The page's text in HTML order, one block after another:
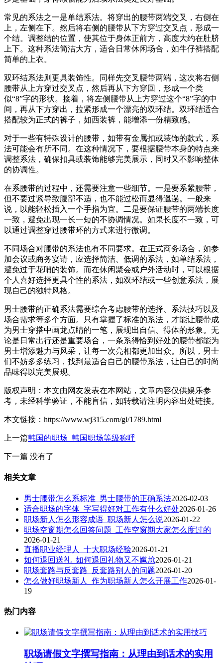
常见的系法之一是单结系法。将穿出的腰带两端交叉，右侧在
上，左侧在下。然后将右侧的腰带从下方穿过交叉点，形成一
个结。调整结的位置，使其位于身体正前方，高度大约在肚脐
上下。这种系法简洁大方，适合日常休闲场合，如牛仔裤搭配
简单的上衣。
双环结系法则更具装饰性。同样先交叉腰带两端，这次将右侧
腰带从上方穿过交叉点，然后再从下方穿回，形成一个类
似“8”字的形状。接着，将左侧腰带从上方穿过这个“8”字的中
间，再从下方穿出，拉紧形成一个漂亮的双环结。双环结适合
搭配较为正式的裤子，如西装裤，能增添一份精致感。
对于一些有特殊设计的腰带，如带有金属扣或装饰的款式，系
法可能会有所不同。在这种情况下，要根据腰带本身的特点来
调整系法，确保扣具或装饰能够完美展示，同时又不影响整体
的协调性。
在系腰带的过程中，还需要注意一些细节。一是要系紧腰带，
但不要过紧导致腹部不适，也不能过松而显得邋遢。一般来
说，以能轻松插入一个手指为宜。二是要保证腰带的两端长度
一致，避免出现一长一短的不协调情况。如果长度不一致，可
以通过调整穿过腰带环的方式来进行微调。
不同场合对腰带的系法也有不同要求。在正式商务场合，如参
加会议或商务宴请，应选择简洁、低调的系法，如单结系法，
避免过于花哨的装饰。而在休闲聚会或户外活动时，可以根据
个人喜好选择更具个性的系法，如双环结或一些创意系法，展
现自己的独特风格。
男士腰带的正确系法需要综合考虑腰带的选择、系法技巧以及
场合需求等多个方面。只有掌握了标准的系法，才能让腰带成
为男士穿搭中画龙点睛的一笔，展现出自信、得体的形象。无
论是日常出行还是重要场合，一条系得恰到好处的腰带都能为
男士增添魅力与风采，让每一次亮相都更加出众。所以，男士
们不妨多多练习，找到最适合自己的腰带系法，让自己的时尚
品味得以完美展现。
版权声明：本文由网友发表在本网站，文章内容仅供娱乐参
考，未经科学验证，不能盲信，如转载请注明内容出处链接。
本文链接：https://www.wj315.com/gl/1789.html
上一篇韩国的职场_韩国职场等级称呼
下一篇 没有了
相关文章
男士腰带怎么系标准_男士腰带的正确系法2026-02-03
适合职场的字体_字写得好对工作有什么好处2026-01-26
职场新人怎么形容成语_职场新人怎么说2026-01-22
职场空窗期怎么回答问题_工作空窗期大家怎么度过的
2026-01-21
直播职业经理人_十大职场经验2026-01-21
如何退回送礼_如何退回礼物又不尴尬2026-01-21
职场套路与反套路_反套路别人的问题2026-01-20
怎么做好职场新人_作为职场新人怎么开展工作2026-01-
19
热门内容
职场请假文字撰写指南：从理由到话术的实用